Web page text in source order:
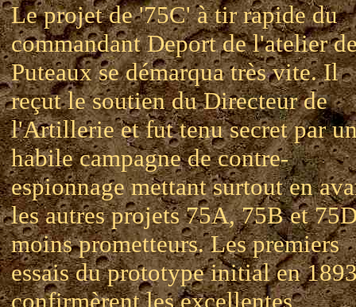
Le projet de '75C' à tir rapide du
commandant Deport de l'atelier
Puteaux se démarqua très vite. Il
reçut le soutien du Directeur de
l'Artillerie et fut tenu secret par
habile campagne de contre-
espionnage mettant surtout en
les autres projets 75A, 75B et
moins prometteurs. Les premiers
essais du prototype initial en
confirmèrent les excellentes